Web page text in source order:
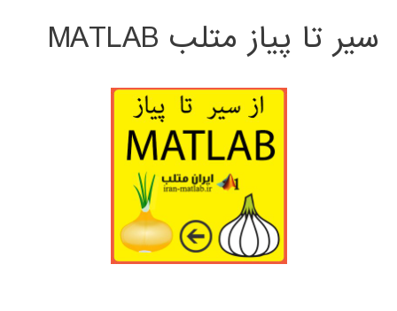
سیر تا پیاز متلب MATLAB